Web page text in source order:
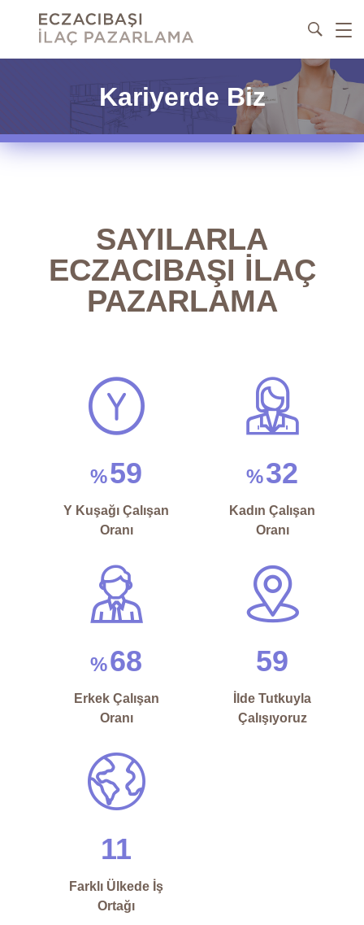
Kariyerde Biz
SAYILARLA
ECZACIBAŞI İLAÇ
PAZARLAMA
%59
Y Kuşağı Çalışan
Oranı
%32
Kadın Çalışan
Oranı
%68
Erkek Çalışan
Oranı
59
İlde Tutkuyla
Çalışıyoruz
11
Farklı Ülkede İş
Ortağı